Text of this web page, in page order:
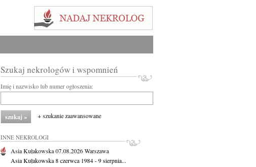
Szukaj nekrologów i wspomnień
Imię i nazwisko lub numer ogłoszenia:
+ szukanie zaawansowane
INNE NEKROLOGI
Asia Kułakowska07.08.2026Warszawa
Asia Kułakowska 8 czerwca 1984 - 9 sierpnia...